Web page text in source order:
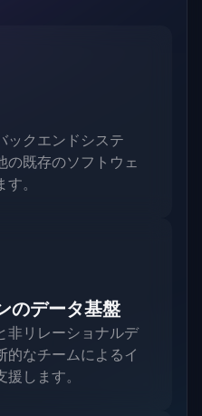
ックエンドシステ
の既存のソフトウェ
。
のデータ基盤
非リレーショナルデ
的なチームによるイ
します。